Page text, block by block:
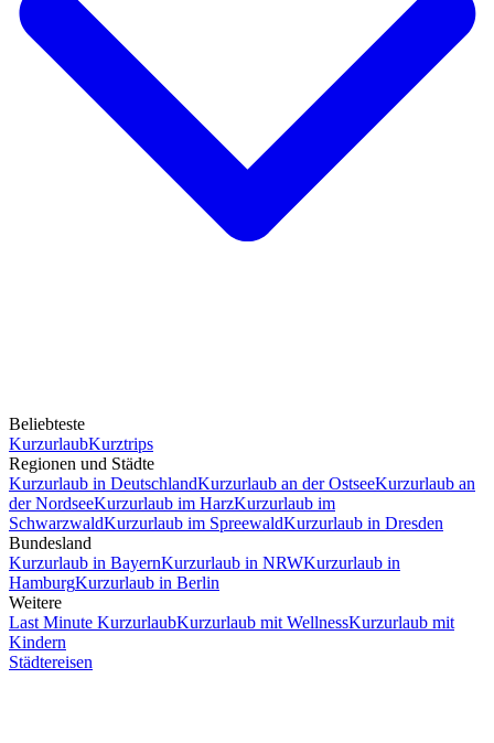
Beliebteste
KurzurlaubKurztrips
Regionen und Städte
Kurzurlaub in DeutschlandKurzurlaub an der OstseeKurzurlaub an
der NordseeKurzurlaub im HarzKurzurlaub im
SchwarzwaldKurzurlaub im SpreewaldKurzurlaub in Dresden
Bundesland
Kurzurlaub in BayernKurzurlaub in NRWKurzurlaub in
HamburgKurzurlaub in Berlin
Weitere
Last Minute KurzurlaubKurzurlaub mit WellnessKurzurlaub mit
Kindern
Städtereisen